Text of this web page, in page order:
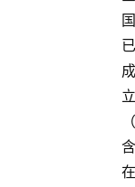
国
已
成
立
（
含
在